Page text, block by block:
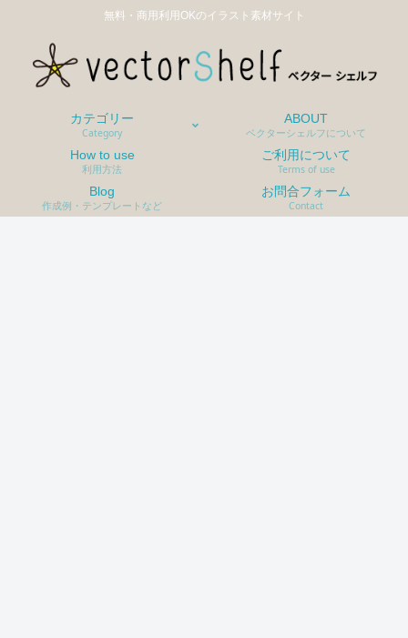
無料・商用利用OKのイラスト素材サイト
カテゴリー
Category
ABOUT
ベクターシェルフについて
How to use
利用方法
ご利用について
Terms of use
Blog
作成例・テンプレートなど
お問合フォーム
Contact